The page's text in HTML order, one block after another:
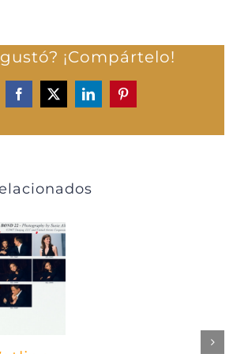
gustó? ¡Compártelo!
Facebook
X LinkedInPinterest